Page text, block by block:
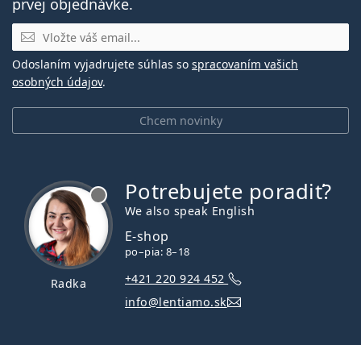
prvej objednávke.
E-mail
Chcem novinky
Odoslaním vyjadrujete súhlas so spracovaním vašich
osobných údajov.
Radka
Potrebujete poradiť?
We also speak English
E-shop
po–pia: 8–18
+421 220 924 452
info@lentiamo.sk